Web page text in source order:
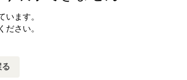
います。
ださい。
る